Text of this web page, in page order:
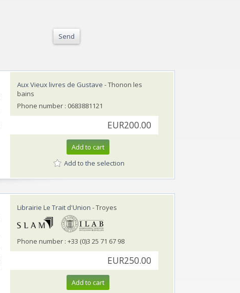
Send
Aux Vieux livres de Gustave - Thonon les
bains
Phone number : 0683881121
EUR200.00
Add to cart
Add to the selection
Librairie Le Trait d'Union - Troyes
Phone number : +33 (0)3 25 71 67 98
EUR250.00
Add to cart